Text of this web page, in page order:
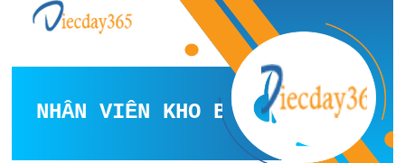
NHÂN VIÊN KHO BIẾT TIẾNG TRUNG